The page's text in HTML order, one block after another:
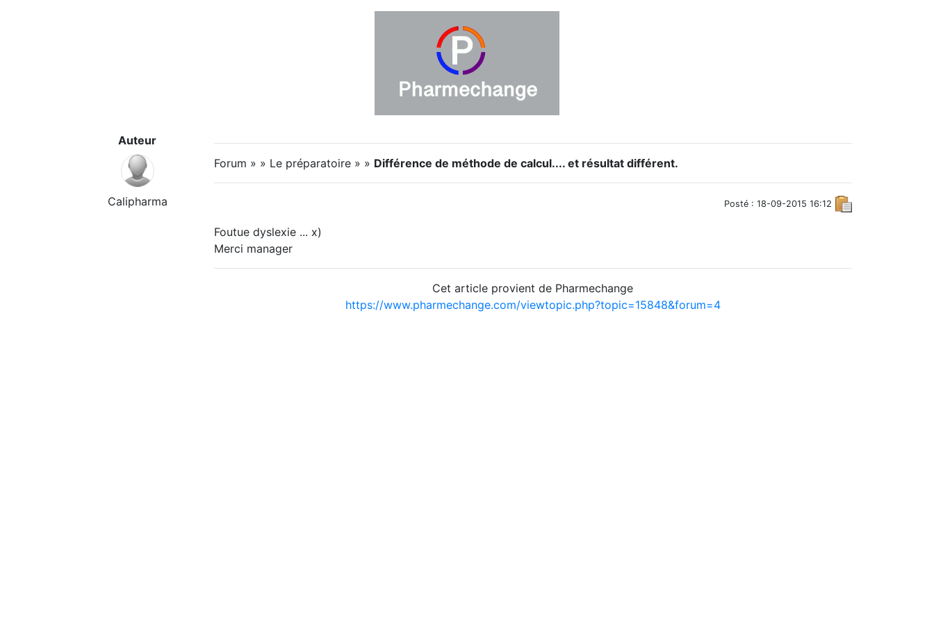
Auteur
Calipharma
Forum » » Le préparatoire » » Différence de méthode de calcul.... et résultat différent.
Posté : 18-09-2015 16:12
Foutue dyslexie ... x)
Merci manager
Cet article provient de Pharmechange
https://www.pharmechange.com/viewtopic.php?topic=15848&forum=4